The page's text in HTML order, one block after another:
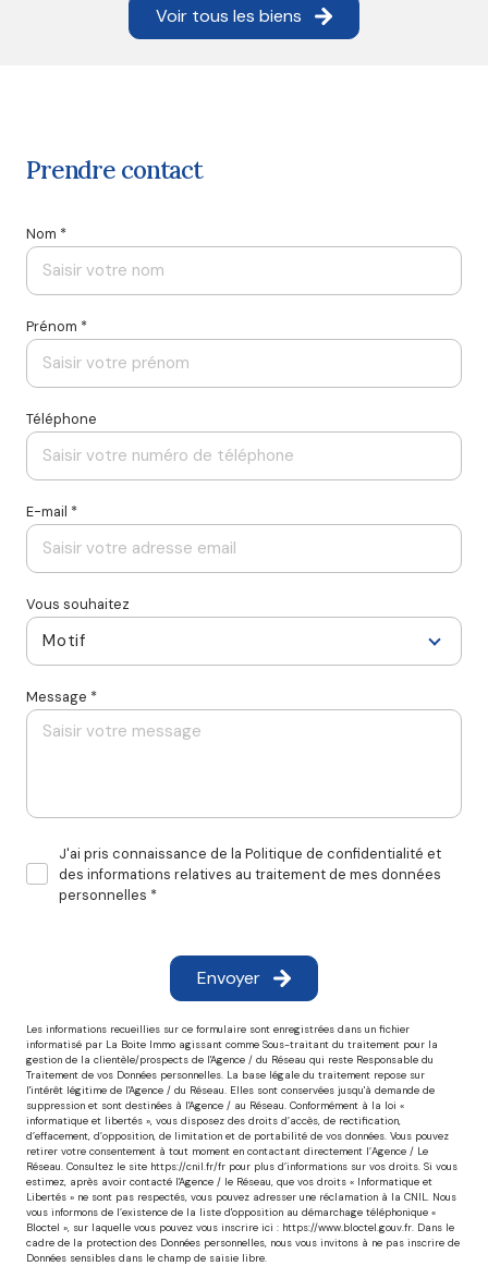
Voir tous les biens
prendre contact
Nom *
Prénom *
Téléphone
E-mail *
Vous souhaitez
Motif
Message *
J'ai pris connaissance de la Politique de confidentialité et
des informations relatives au traitement de mes données
personnelles *
Envoyer
Les informations recueillies sur ce formulaire sont enregistrées dans un fichier
informatisé par La Boite Immo agissant comme Sous-traitant du traitement pour la
gestion de la clientèle/prospects de l'Agence / du Réseau qui reste Responsable du
Traitement de vos Données personnelles. La base légale du traitement repose sur
l'intérêt légitime de l'Agence / du Réseau. Elles sont conservées jusqu'à demande de
suppression et sont destinées à l'Agence / au Réseau. Conformément à la loi «
informatique et libertés », vous disposez des droits d’accès, de rectification,
d’effacement, d’opposition, de limitation et de portabilité de vos données. Vous pouvez
retirer votre consentement à tout moment en contactant directement l’Agence / Le
Réseau. Consultez le site https://cnil.fr/fr pour plus d’informations sur vos droits. Si vous
estimez, après avoir contacté l'Agence / le Réseau, que vos droits « Informatique et
Libertés » ne sont pas respectés, vous pouvez adresser une réclamation à la CNIL. Nous
vous informons de l’existence de la liste d'opposition au démarchage téléphonique «
Bloctel », sur laquelle vous pouvez vous inscrire ici : https://www.bloctel.gouv.fr. Dans le
cadre de la protection des Données personnelles, nous vous invitons à ne pas inscrire de
Données sensibles dans le champ de saisie libre.